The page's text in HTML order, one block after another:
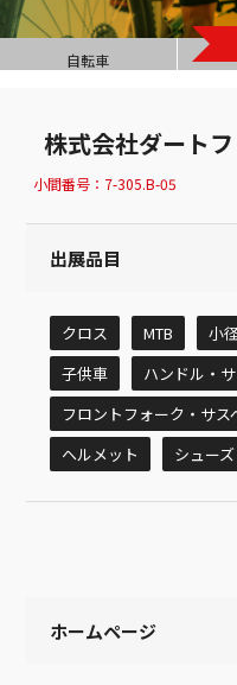
自転車
株式会社ダート
小間番号： 7-305.B-05
出展品目
クロス MTB 小
子供車
ハンドル・
フロントフォーク・サス
ヘルメット
シューズ
ホームページ